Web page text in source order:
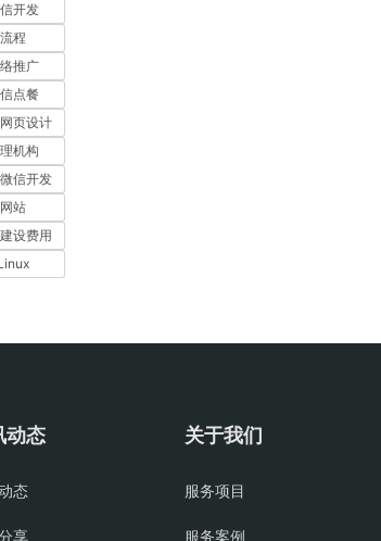
开发
流程
推广
点餐
页设计
机构
信开发
网站
设费用
动态
态
享
关于我们
服务项目
服务案例